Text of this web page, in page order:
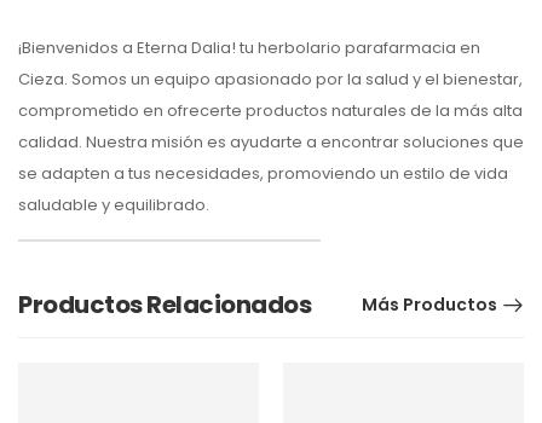
¡Bienvenidos a Eterna Dalia! tu herbolario parafarmacia en
Cieza. Somos un equipo apasionado por la salud y el bienestar,
comprometido en ofrecerte productos naturales de la más alta
calidad. Nuestra misión es ayudarte a encontrar soluciones que
se adapten a tus necesidades, promoviendo un estilo de vida
saludable y equilibrado.
Productos Relacionados Más Productos